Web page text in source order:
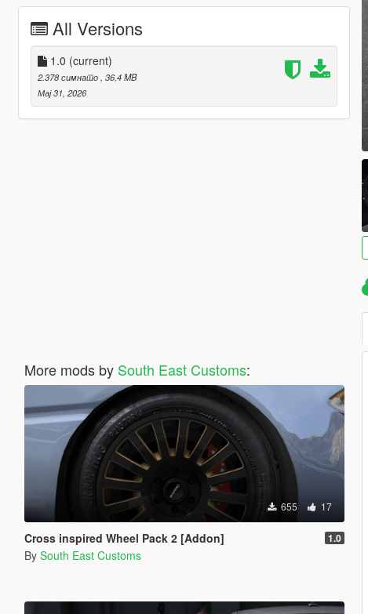
All Versions
1.0 (current)
2.378 симнато , 36,4 MB
Мај 31, 2026
More mods by South East Customs:
655 17
Cross inspired Wheel Pack 2 [Addon] 1.0
By South East Customs